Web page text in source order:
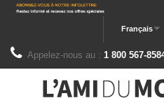
Français
Appelez-nous au : 1 800 567-